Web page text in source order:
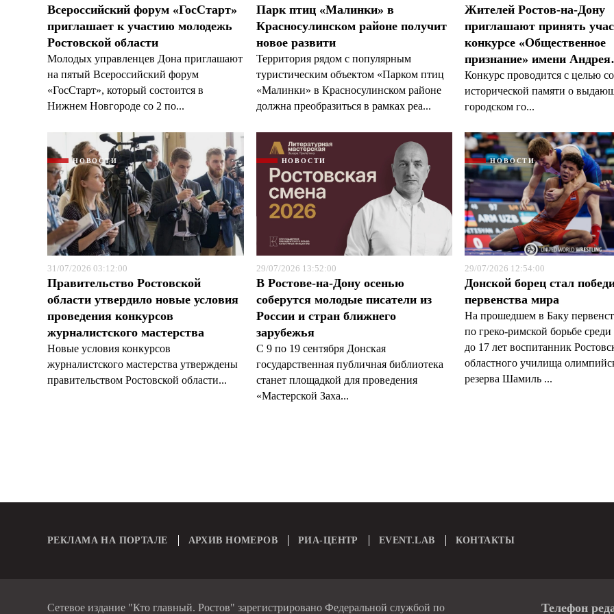
Всероссийский форум «ГосСтарт»
приглашает к участию молодежь
Ростовской области
Молодых управленцев Дона приглашают
на пятый Всероссийский форум
«ГосСтарт», который состоится в
Нижнем Новгороде со 2 по...
Парк птиц «Малинки» в
Красносулинском районе получит
новое развити
Территория рядом с популярным
туристическим объектом «Парком птиц
«Малинки» в Красносулинском районе
должна преобразиться в рамках реа...
Жителей Ростов-на-Дону
приглашают принять
конкурсе «Общественное
признание» имени
Конкурс проводится с целью
исторической памяти о
городском го...
НОВОСТИ
31/07/2026 03:12:00
Правительство Ростовской
области утвердило новые условия
проведения конкурсов
журналистского мастерства
Новые условия конкурсов
журналистского мастерства утверждены
правительством Ростовской области...
НОВОСТИ
29/07/2026 13:52:00
В Ростове-на-Дону осенью
соберутся молодые писатели из
России и стран ближнего
зарубежья
С 9 по 19 сентября Донская
государственная публичная библиотека
станет площадкой для проведения
«Мастерской Заха...
НОВОСТИ
29/07/2026 12:54:00
Донской борец стал
первенства мира
На прошедшем в Баку
по греко-римской борьбе
до 17 лет воспитанник
областного училища
резерва Шамиль ...
РЕКЛАМА НА ПОРТАЛЕ АРХИВ НОМЕРОВ РИА-ЦЕНТР EVENT.LAB КОНТАКТЫ
Сетевое издание "Кто главный. Ростов" зарегистрировано Федеральной службой по Телефон